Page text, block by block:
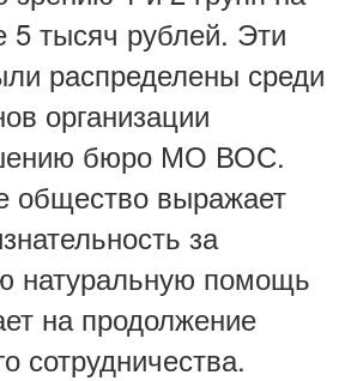
тысяч рублей. Эти
распределены среди
организации
бюро МО ВОС.
общество выражает
за
натуральную помощь
на продолжение
сотрудничества.